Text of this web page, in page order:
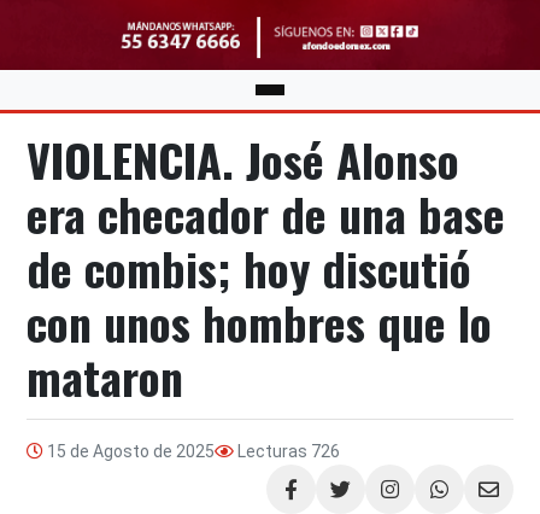
VIOLENCIA. José Alonso
era checador de una base
de combis; hoy discutió
con unos hombres que lo
mataron
15 de Agosto de 2025 Lecturas 726
Compartir